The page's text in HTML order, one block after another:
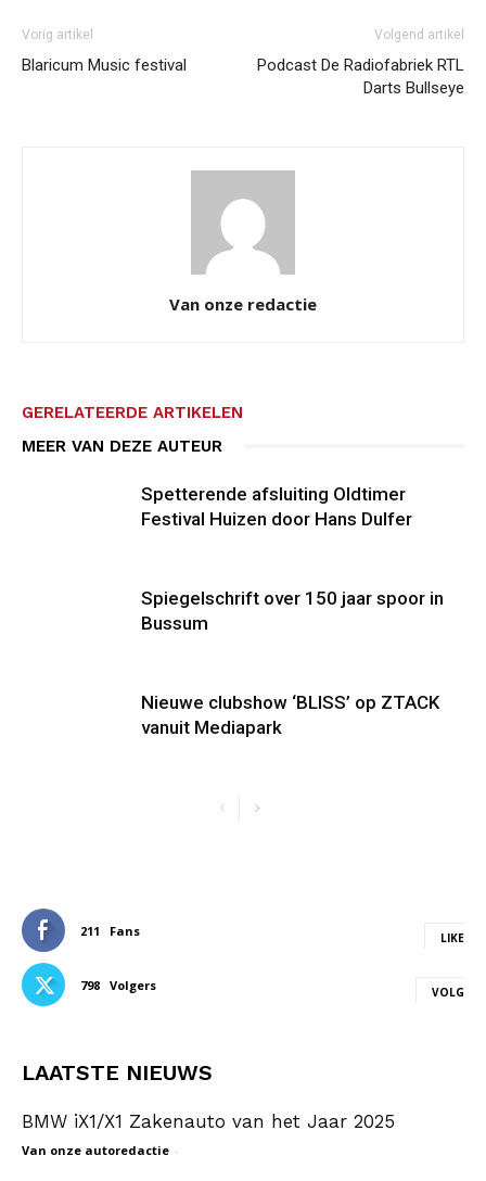
Vorig artikel
Blaricum Music festival
Volgend artikel
Podcast De Radiofabriek RTL
Darts Bullseye
Van onze redactie
GERELATEERDE ARTIKELEN
MEER VAN DEZE AUTEUR
Spetterende afsluiting Oldtimer
Festival Huizen door Hans Dulfer
Spiegelschrift over 150 jaar spoor in
Bussum
Nieuwe clubshow ‘BLISS’ op ZTACK
vanuit Mediapark
211 Fans LIKE
798 Volgers VOLG
LAATSTE NIEUWS
BMW iX1/X1 Zakenauto van het Jaar 2025
Van onze autoredactie -